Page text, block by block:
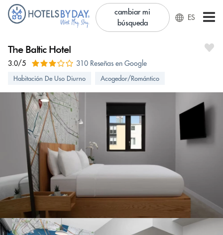
cambiar mi
búsqueda
ES
The Baltic Hotel
3.0/5 310 Reseñas en Google
Habitación De Uso Diurno Acogedor/Romántico